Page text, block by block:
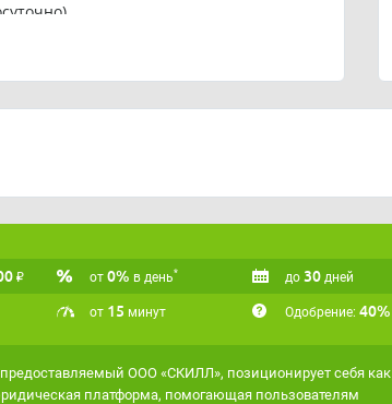
причём сервис работает по подписке
вэтой статье.
₽ от 0% в день* до 30 дней
от 15 минут Одобрение: 40%
ООО «СКИЛЛ», позиционирует себя как
платформа, помогающая пользователям